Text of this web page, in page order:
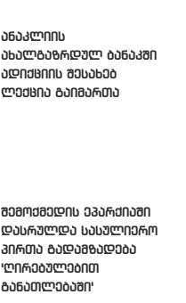
ანაკლიის
ახალგაზრდულ ბანაკში
ადიქციის შესახებ
ლექცია გაიმართა
შემოქმედის ეპარქიაში
დასრულდა სასულიერო
პირთა გადამზადება
'ღირებულებით
განათლებაში'